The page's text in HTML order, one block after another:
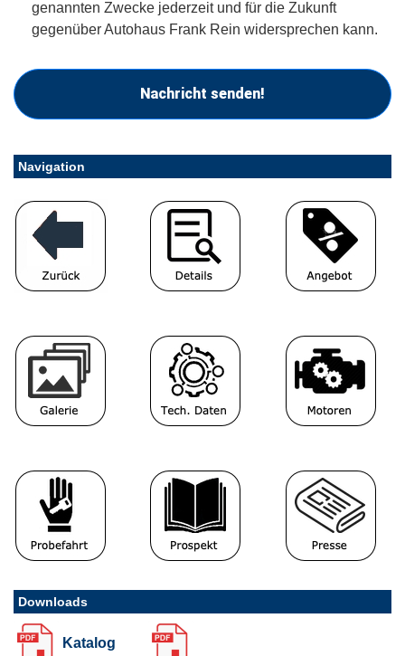
genannten Zwecke jederzeit und für die Zukunft
gegenüber Autohaus Frank Rein widersprechen kann.
Nachricht senden!
Navigation
Downloads
Katalog